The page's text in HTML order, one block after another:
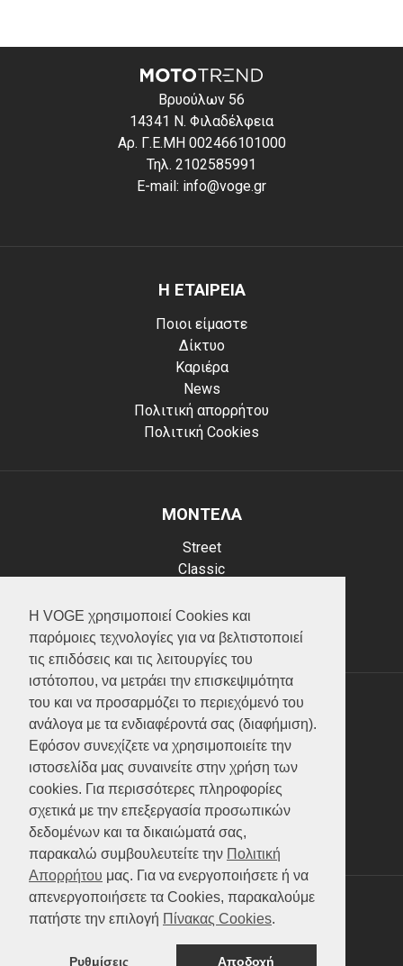
Η VOGE χρησιμοποιεί Cookies και
παρόμοιες τεχνολογίες για να βελτιστοποιεί
τις επιδόσεις και τις λειτουργίες του
ιστότοπου, να μετράει την επισκεψιμότητα
του και να προσαρμόζει το περιεχόμενό του
ανάλογα με τα ενδιαφέροντά σας (διαφήμιση).
Εφόσον συνεχίζετε να χρησιμοποιείτε την
ιστοσελίδα μας συναινείτε στην χρήση των
cookies. Για περισσότερες πληροφορίες
σχετικά με την επεξεργασία προσωπικών
δεδομένων και τα δικαιώματά σας,
παρακαλώ συμβουλευτείτε την Πολιτική
Απορρήτου μας. Για να ενεργοποιήσετε ή να
απενεργοποιήσετε τα Cookies, παρακαλούμε
πατήστε την επιλογή Πίνακας Cookies.
Ρυθμίσεις Αποδοχή
Βρυούλων 56
14341 Ν. Φιλαδέλφεια
Αρ. Γ.Ε.ΜΗ 002466101000
Τηλ. 2102585991
E-mail: info@voge.gr
Η ΕΤΑΙΡΕΙΑ
Ποιοι είμαστε
Δίκτυο
Καριέρα
News
Πολιτική απορρήτου
Πολιτική Cookies
ΜΟΝΤΕΛΑ
Street
Classic
Scooter
ATV (Loncin)
ΥΠΗΡΕΣΙΕΣ
Test ride
Επικοινωνία
Service
Κατάλογος
FAQ
SOCIAL MEDIA